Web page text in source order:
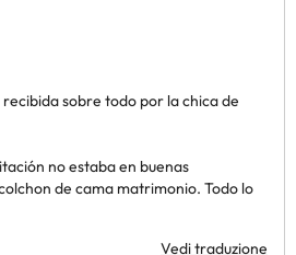
sobre todo por la chica de
no estaba en buenas
de cama matrimonio. Todo lo
Vedi traduzione